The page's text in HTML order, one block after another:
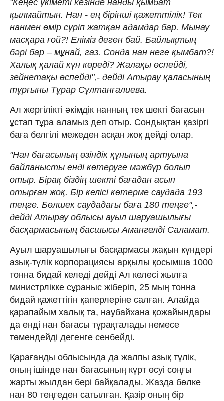
"Кеңес үкіметі кезінде нанды қымбат
қылмайтын. Нан - ең бірінші қажеттілік! Тек
нанмен өмір сүріп жатқан адамдар бар. Мынау
масқара ғой?! Еліміз деген бай. Байлықтың
бәрі бар – мұнай, газ. Сонда нан неге қымбат?!
Халық қалай күн көреді? Жалақы өспейді,
зейнетақы өспейді",- дейді Атырау қаласының
тұрғыны Тұрар Сұлтанғалиева.
Ал жергілікті әкімдік нанның тек шекті бағасын
ұстап тұра аламыз деп отыр. Сондықтан қазіргі
баға белгілі межеден асқан жоқ дейді олар.
"Нан бағасының өзіндік құнының артуына
байланысты енді көтеруге мәжбүр болып
отыр. Бірақ біздің шекті бағадан асып
отырған жоқ. Бір келісі көтерме саудада 193
теңге. Бөлшек саудадағы баға 180 теңге",-
дейді Атырау облысы ауыл шаруашылығы
басқармасының басшысы Амангелді Саламат.
Ауыл шаруашылығы басқармасы жақын күндері
азық-түлік корпорациясы арқылы қосымша 1000
тонна бидай келеді дейді Ал келесі жылға
министрлікке сұраныс жіберіп, 25 мың тонна
бидай қажеттігін қаперлеріне салған. Алайда
қарапайым халық та, наубайхана қожайындары
да енді нан бағасы тұрақталады немесе
төмендейді дегенге сенбейді.
Қарағанды облысында да жалпы азық түлік,
оның ішінде нан бағасының күрт өсуі соңғы
жарты жылдан бері байқалады. Жазда бөлке
нан 80 теңгеден сатылған. Қазір оның бір